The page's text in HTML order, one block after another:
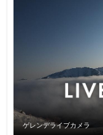
ゲレンデライブカメラ